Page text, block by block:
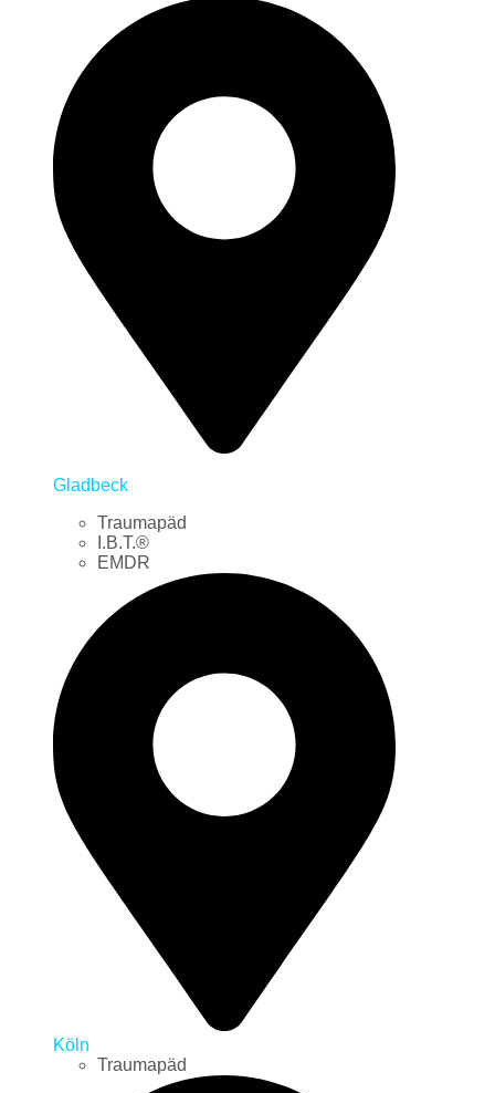
Gladbeck
Traumapäd
I.B.T.®
EMDR
Köln
Traumapäd